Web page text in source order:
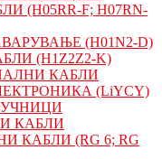
(H05RR-F; H07RN-
(H01N2-D)
(H1Z2Z2-K)
КАБЛИ
(LiYCY)
КАБЛИ
КАБЛИ (RG 6; RG